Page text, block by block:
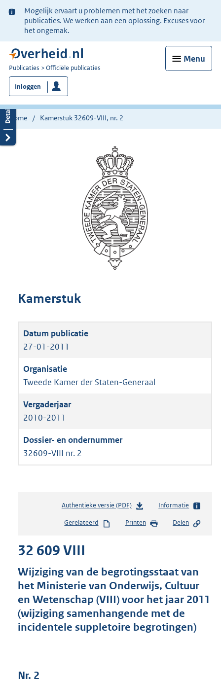
Ter
informatie:
Mogelijk ervaart u problemen met het zoeken naar
publicaties. We werken aan een oplossing. Excuses voor
het ongemak.
Menu
U
bent
nu
hier:
Publicaties Officiële publicaties
Inloggen
Home Kamerstuk 32609-VIII, nr. 2
Kamerstuk
27-01-2011
Tweede Kamer der Staten-Generaal
2010-2011
32609-VIII nr. 2
Authentieke versie (PDF)b
s
d
s
g
r
o
t
Informatie
Gerelateerd Printen Delen
32 609 VIII
Wijziging van de begrotingsstaat van
het Ministerie van Onderwijs, Cultuur
en Wetenschap (VIII) voor het jaar 2011
(wijziging samenhangende met de
incidentele suppletoire begrotingen)
Nr. 2